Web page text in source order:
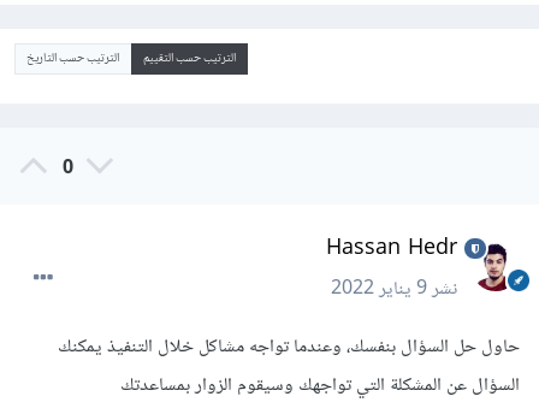
الترتيب حسب التقييم الترتيب حسب التاريخ
0
Hassan Hedr
نشر9 يناير 2022
حاول حل السؤال بنفسك، وعندما تواجه مشاكل خلال التنفيذ يمكنك
السؤال عن المشكلة التي تواجهك وسيقوم الزوار بمساعدتك